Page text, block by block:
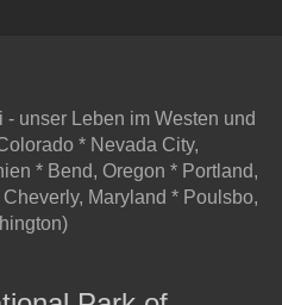
unser Leben im Westen und
* Nevada City,
* Bend, Oregon * Portland,
Maryland * Poulsbo,